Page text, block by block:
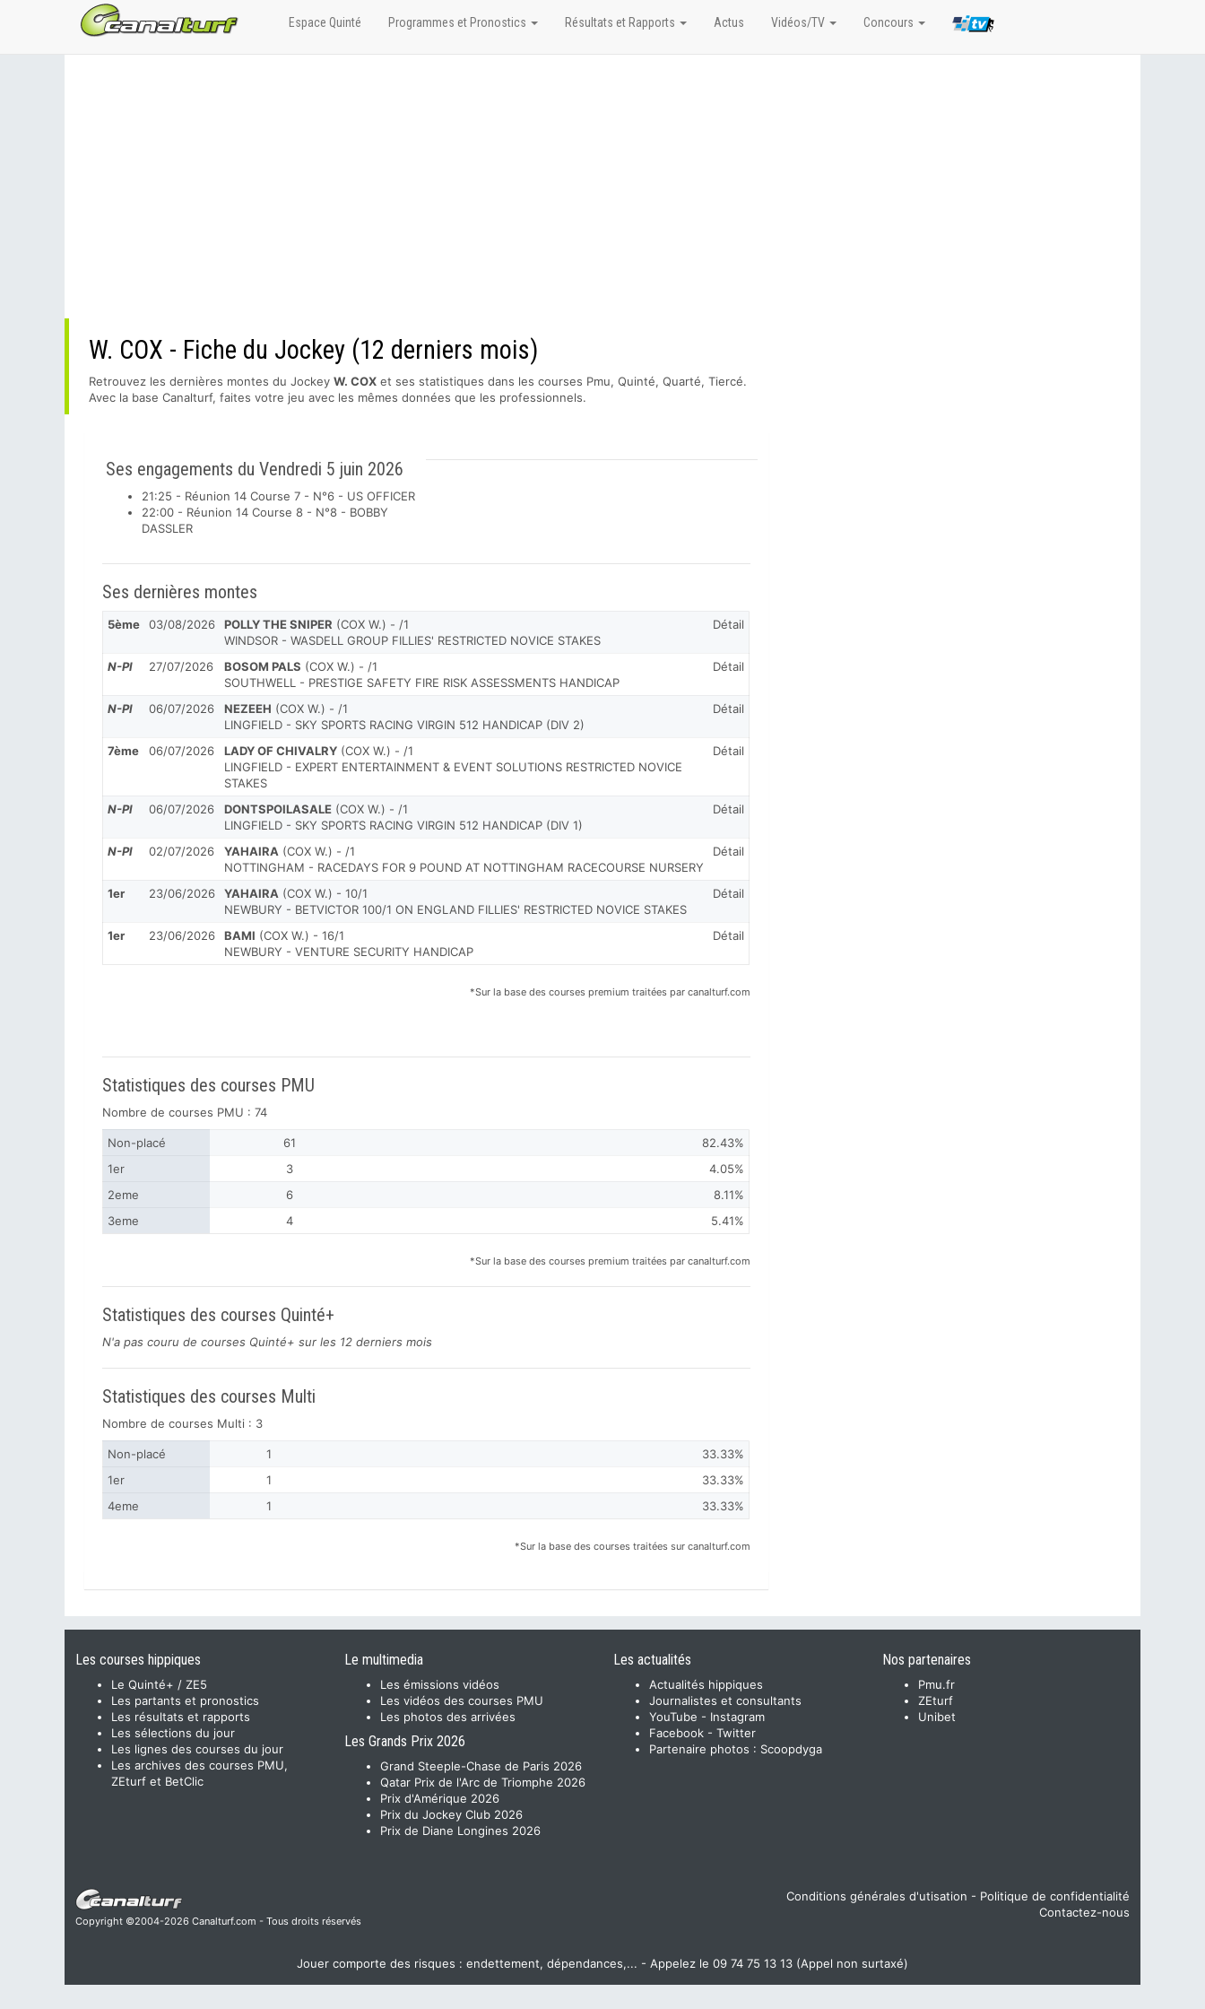
W. COX - Fiche du Jockey (12 derniers mois)
Retrouvez les dernières montes du Jockey W. COX et ses statistiques dans les courses Pmu, Quinté, Quarté, Tiercé.
Avec la base Canalturf, faites votre jeu avec les mêmes données que les professionnels.
Ses engagements du Vendredi 5 juin 2026
21:25 - Réunion 14 Course 7 - N°6 - US OFFICER
22:00 - Réunion 14 Course 8 - N°8 - BOBBY
DASSLER
Ses dernières montes
5ème 03/08/2026 POLLY THE SNIPER (COX W.) - /1
WINDSOR - WASDELL GROUP FILLIES' RESTRICTED NOVICE STAKES
Détail
N-Pl 27/07/2026 BOSOM PALS (COX W.) - /1
SOUTHWELL - PRESTIGE SAFETY FIRE RISK ASSESSMENTS HANDICAP
Détail
N-Pl 06/07/2026 NEZEEH (COX W.) - /1
LINGFIELD - SKY SPORTS RACING VIRGIN 512 HANDICAP (DIV 2)
Détail
7ème 06/07/2026 LADY OF CHIVALRY (COX W.) - /1
LINGFIELD - EXPERT ENTERTAINMENT & EVENT SOLUTIONS RESTRICTED NOVICE
STAKES
Détail
N-Pl 06/07/2026 DONTSPOILASALE (COX W.) - /1
LINGFIELD - SKY SPORTS RACING VIRGIN 512 HANDICAP (DIV 1)
Détail
N-Pl 02/07/2026 YAHAIRA (COX W.) - /1
NOTTINGHAM - RACEDAYS FOR 9 POUND AT NOTTINGHAM RACECOURSE NURSERY
Détail
1er 23/06/2026 YAHAIRA (COX W.) - 10/1
NEWBURY - BETVICTOR 100/1 ON ENGLAND FILLIES' RESTRICTED NOVICE STAKES
Détail
1er 23/06/2026 BAMI (COX W.) - 16/1
NEWBURY - VENTURE SECURITY HANDICAP
Détail
*Sur la base des courses premium traitées par canalturf.com
Statistiques des courses PMU
Nombre de courses PMU : 74
Non-placé 61
82.43%
1er
3
4.05%
2eme
6
8.11%
3eme
4 5.41%
*Sur la base des courses premium traitées par canalturf.com
Statistiques des courses Quinté+
N'a pas couru de courses Quinté+ sur les 12 derniers mois
Statistiques des courses Multi
Nombre de courses Multi : 3
Non-placé 1
33.33%
1er
1
33.33%
4eme
1 33.33%
*Sur la base des courses traitées sur canalturf.com
Espace Quinté Programmes et Pronostics Résultats et Rapports Actus Vidéos/TV Concours
Les courses hippiques
Le Quinté+ / ZE5
Les partants et pronostics
Les résultats et rapports
Les sélections du jour
Les lignes des courses du jour
Les archives des courses PMU,
ZEturf et BetClic
Le multimedia
Les émissions vidéos
Les vidéos des courses PMU
Les photos des arrivées
Les Grands Prix 2026
Grand Steeple-Chase de Paris 2026
Qatar Prix de l'Arc de Triomphe 2026
Prix d'Amérique 2026
Prix du Jockey Club 2026
Prix de Diane Longines 2026
Les actualités
Actualités hippiques
Journalistes et consultants
YouTube - Instagram
Facebook - Twitter
Partenaire photos : Scoopdyga
Nos partenaires
Pmu.fr
ZEturf
Unibet
Copyright ©2004-2026 Canalturf.com - Tous droits réservés
Conditions générales d'utisation - Politique de confidentialité
Contactez-nous
Jouer comporte des risques : endettement, dépendances,... - Appelez le 09 74 75 13 13 (Appel non surtaxé)